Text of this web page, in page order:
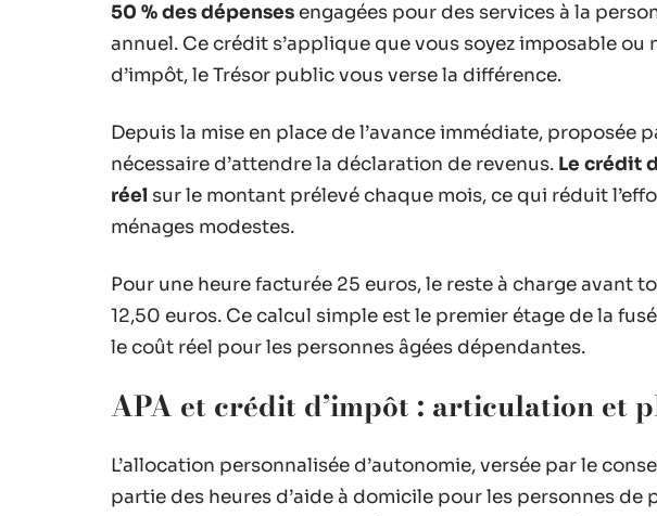
50 % des dépenses engagées pour des services à la
annuel. Ce crédit s’applique que vous soyez imposable ou
d’impôt, le Trésor public vous verse la différence.
Depuis la mise en place de l’avance immédiate, proposée
nécessaire d’attendre la déclaration de revenus. Le crédit
réel sur le montant prélevé chaque mois, ce qui réduit
ménages modestes.
Pour une heure facturée 25 euros, le reste à charge avant
12,50 euros. Ce calcul simple est le premier étage de la
le coût réel pour les personnes âgées dépendantes.
APA et crédit d’impôt : articulation et
L’allocation personnalisée d’autonomie, versée par le
partie des heures d’aide à domicile pour les personnes de